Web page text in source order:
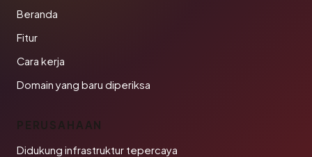
Beranda
Fitur
Cara kerja
Domain yang baru diperiksa
PERUSAHAAN
Didukung infrastruktur tepercaya